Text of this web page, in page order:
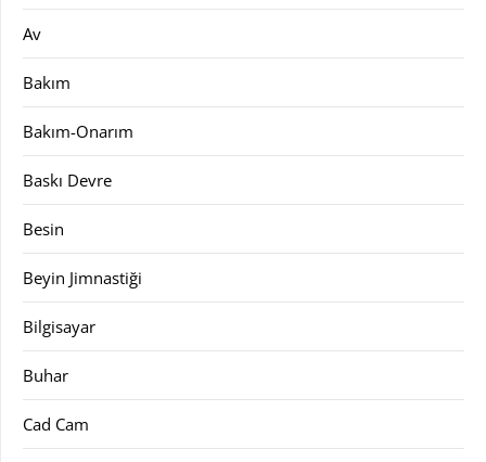
Av
Bakım
Bakım-Onarım
Baskı Devre
Besin
Beyin Jimnastiği
Bilgisayar
Buhar
Cad Cam